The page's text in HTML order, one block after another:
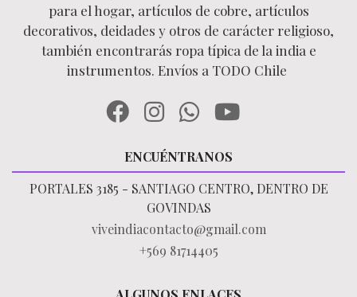
para el hogar, artículos de cobre, artículos
decorativos, deidades y otros de carácter religioso,
también encontrarás ropa típica de la india e
instrumentos. Envíos a TODO Chile
ENCUÉNTRANOS
PORTALES 3185 - SANTIAGO CENTRO, DENTRO DE
GOVINDAS
viveindiacontacto@gmail.com
+569 81714405